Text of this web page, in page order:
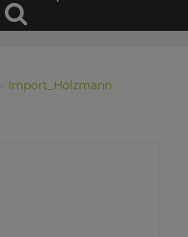
Import_Holzmann